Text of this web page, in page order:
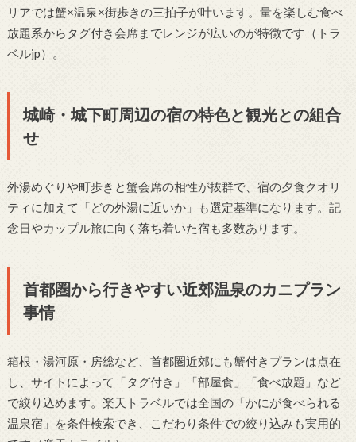
リアでは蟹×温泉×街歩きの三拍子が叶います。量を楽しむ食べ
放題系からタグ付き会席までレンジが広いのが特徴です（トラ
ベルjp）。
城崎・城下町周辺の宿の特色と観光との組合
せ
外湯めぐりや町歩きと蟹会席の相性が抜群で、宿の夕食クオリ
ティに加えて「どの外湯に近いか」も選定基準になります。記
念日やカップル旅に向く落ち着いた宿も多数あります。
首都圏から行きやすい近郊温泉のカニプラン
事情
箱根・湯河原・房総など、首都圏近郊にも蟹付きプランは点在
し、サイトによって「タグ付き」「部屋食」「食べ放題」など
で絞り込めます。楽天トラベルでは全国の「かにが食べられる
温泉宿」を条件検索でき、こだわり条件での絞り込みも実用的